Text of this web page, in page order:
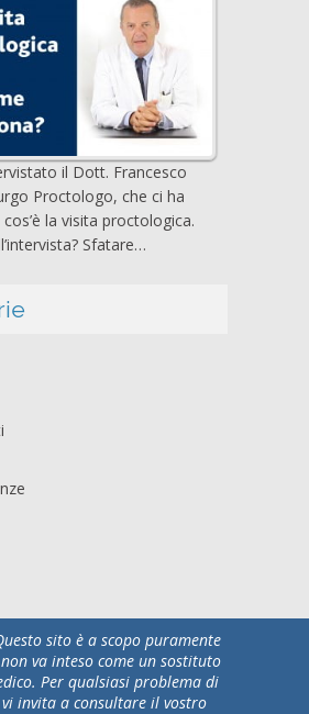
il Dott. Francesco
Proctologo, che ci ha
la visita proctologica.
Sfatare…
sito è a scopo puramente
va inteso come un sostituto
Per qualsiasi problema di
vi invita a consultare il vostro